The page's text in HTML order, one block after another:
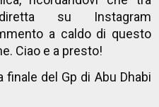
su Instagram
a caldo di questo
Ciao e a presto!
del Gp di Abu Dhabi